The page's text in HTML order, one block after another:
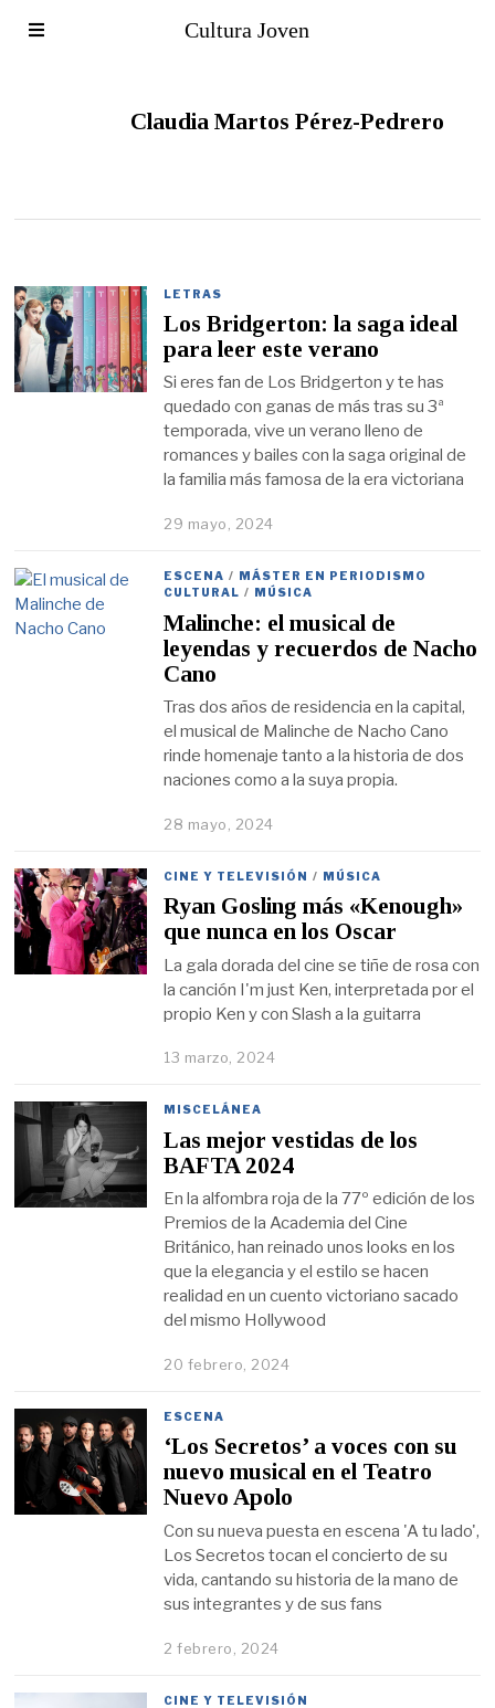
Cultura Joven
Claudia Martos Pérez-Pedrero
LETRAS
Los Bridgerton: la saga ideal
para leer este verano
Si eres fan de Los Bridgerton y te has
quedado con ganas de más tras su 3ª
temporada, vive un verano lleno de
romances y bailes con la saga original de
la familia más famosa de la era victoriana
29 mayo, 2024
ESCENA / MÁSTER EN PERIODISMO
CULTURAL / MÚSICA
Malinche: el musical de
leyendas y recuerdos de Nacho
Cano
Tras dos años de residencia en la capital,
el musical de Malinche de Nacho Cano
rinde homenaje tanto a la historia de dos
naciones como a la suya propia.
28 mayo, 2024
CINE Y TELEVISIÓN / MÚSICA
Ryan Gosling más «Kenough»
que nunca en los Oscar
La gala dorada del cine se tiñe de rosa con
la canción I'm just Ken, interpretada por el
propio Ken y con Slash a la guitarra
13 marzo, 2024
MISCELÁNEA
Las mejor vestidas de los
BAFTA 2024
En la alfombra roja de la 77º edición de los
Premios de la Academia del Cine
Británico, han reinado unos looks en los
que la elegancia y el estilo se hacen
realidad en un cuento victoriano sacado
del mismo Hollywood
20 febrero, 2024
ESCENA
‘Los Secretos’ a voces con su
nuevo musical en el Teatro
Nuevo Apolo
Con su nueva puesta en escena 'A tu lado',
Los Secretos tocan el concierto de su
vida, cantando su historia de la mano de
sus integrantes y de sus fans
2 febrero, 2024
CINE Y TELEVISIÓN